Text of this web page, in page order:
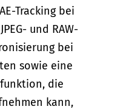
Tracking bei
und RAW-
bei
sowie eine
die
kann,